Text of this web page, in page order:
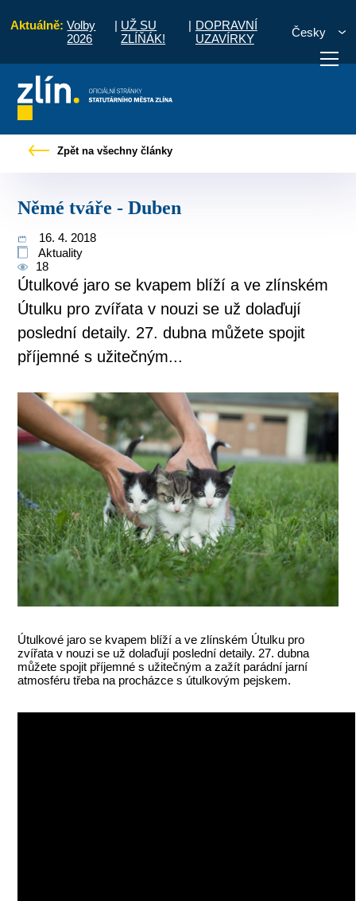
Aktuálně: Volby
2026
| UŽ SU
ZLÍŇÁK!
| DOPRAVNÍ
UZAVÍRKY
Česky
vyřídit Potřebuji zaplatit
Zpět na všechny články
Němé tváře - Duben
16. 4. 2018
Aktuality
18
Útulkové jaro se kvapem blíží a ve zlínském
Útulku pro zvířata v nouzi se už dolaďují
poslední detaily. 27. dubna můžete spojit
příjemné s užitečným...
Útulkové jaro se kvapem blíží a ve zlínském Útulku pro
zvířata v nouzi se už dolaďují poslední detaily. 27. dubna
můžete spojit příjemné s užitečným a zažít parádní jarní
atmosféru třeba na procházce s útulkovým pejskem.